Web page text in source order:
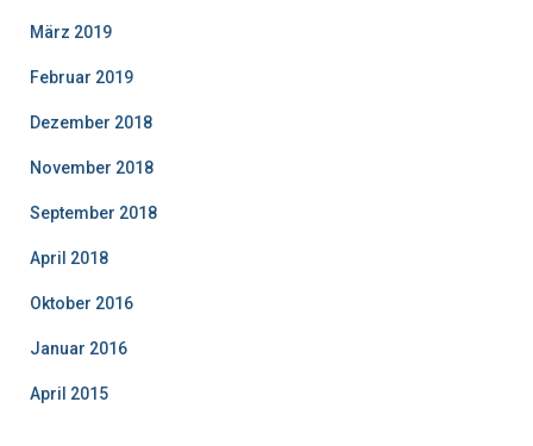
März 2019
Februar 2019
Dezember 2018
November 2018
September 2018
April 2018
Oktober 2016
Januar 2016
April 2015